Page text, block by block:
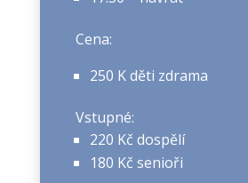
Cena:
250 K děti zdrama
Vstupné:
220 Kč dospělí
180 Kč senioři